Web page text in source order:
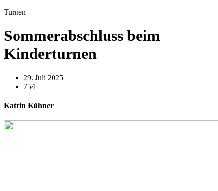
Turnen
Sommerabschluss beim
Kinderturnen
29. Juli 2025
754
Katrin Kühner